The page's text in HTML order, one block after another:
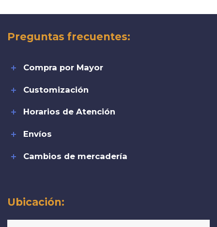
Preguntas frecuentes:
Compra por Mayor
Customización
Horarios de Atención
Envíos
Cambios de mercadería
Ubicación: